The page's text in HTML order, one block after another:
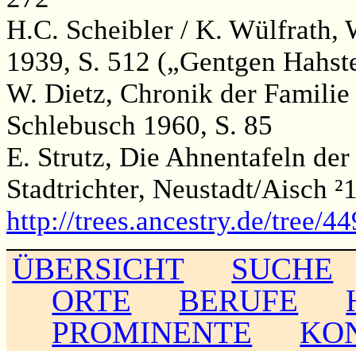
H.C. Scheibler / K. Wülfrath,
1939, S. 512 („Gentgen
W. Dietz, Chronik der
Schlebusch 1960, S. 85
E. Strutz, Die Ahnentafeln
Stadtrichter, Neustadt/Aisch
http://trees.ancestry.de/tree/
ÜBERSICHT
SUCHE
ORTE
BERUFE
PROMINENTE